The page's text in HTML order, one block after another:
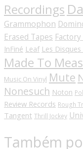
Recordings
Grammophon
Erased Tapes
InFiné Leaf Les
Made To
Music On Vinyl Mute
Nonesuch Noton
Review Records Rough
Tangent Thrill Jockey
Também